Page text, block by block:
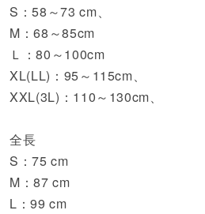
S：58～73 cm、
M：68～85cm
Ｌ：80～100cm
XL(LL)：95～115cm、
XXL(3L)：110～130cm、
全長
S：75 cm
M：87 cm
L：99 cm